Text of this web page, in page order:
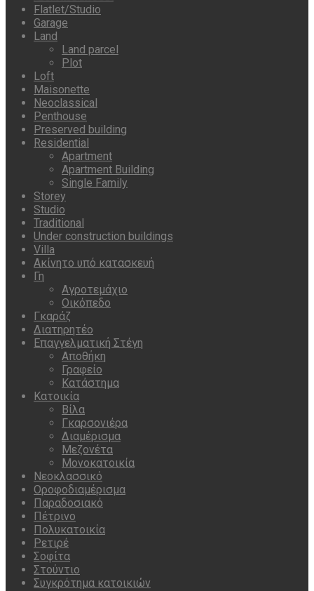
Flatlet/Studio
Garage
Land
Land parcel
Plot
Loft
Maisonette
Neoclassical
Penthouse
Preserved building
Residential
Apartment
Apartment Building
Single Family
Storey
Studio
Traditional
Under construction buildings
Villa
Ακίνητο υπό κατασκευή
Γη
Αγροτεμάχιο
Οικόπεδο
Γκαράζ
Διατηρητέο
Επαγγελματική Στέγη
Αποθήκη
Γραφείο
Κατάστημα
Κατοικία
Βίλα
Γκαρσονιέρα
Διαμέρισμα
Μεζονέτα
Μονοκατοικία
Νεοκλασσικό
Οροφοδιαμέρισμα
Παραδοσιακό
Πέτρινο
Πολυκατοικία
Ρετιρέ
Σοφίτα
Στούντιο
Συγκρότημα κατοικιών